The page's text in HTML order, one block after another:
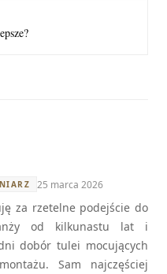
25 marca 2026
za rzetelne podejście do
od kilkunastu lat i
dobór tulei mocujących
Sam najczęściej